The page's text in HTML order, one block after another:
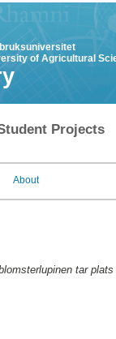
of Agricultural
Projects
About
tar